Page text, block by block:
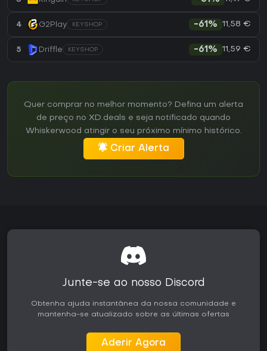
4 G2Play KEYSHOP -61% 11,58 €
5 Driffle KEYSHOP -61% 11,59 €
Quer comprar no melhor momento? Defina um alerta
de preço no XD.deals e seja notificado quando
Whiskerwood atingir o seu próximo mínimo histórico.
Criar Alerta
Junte-se ao nosso Discord
Obtenha ajuda instantânea da nossa comunidade e
mantenha-se atualizado sobre as últimas ofertas
Aderir Agora